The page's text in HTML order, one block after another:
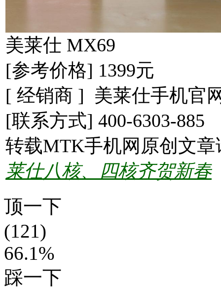
美莱仕 MX69
[参考价格] 1399元
[ 经销商 ] 美莱仕手机官
[联系方式] 400-6303-885
转载MTK手机网原创文
莱仕八核、四核齐贺新春
顶一下
(121)
66.1%
踩一下